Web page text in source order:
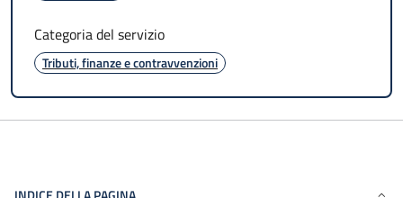
Categoria del servizio
Tributi, finanze e contravvenzioni